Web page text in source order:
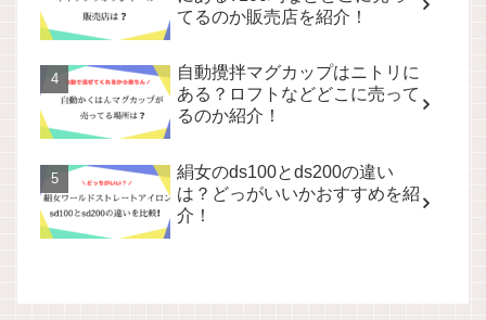
てるのか販売店を紹介！
自動攪拌マグカップはニトリに
ある？ロフトなどどこに売って
るのか紹介！
絹女のds100とds200の違い
は？どっがいいかおすすめを紹
介！